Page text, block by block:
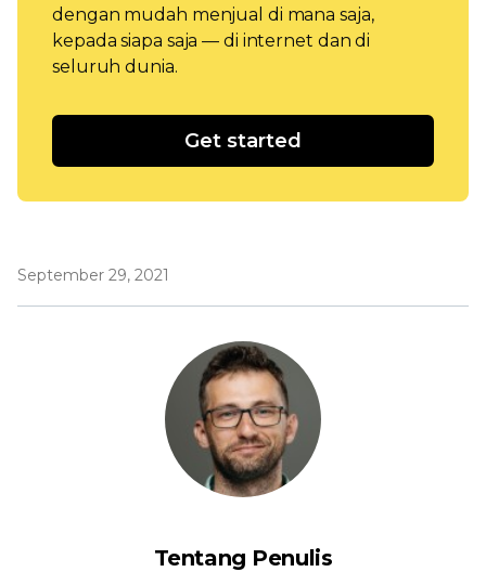
dengan mudah menjual di mana saja,
kepada siapa saja — di internet dan di
seluruh dunia.
Get started
September 29, 2021
Tentang Penulis